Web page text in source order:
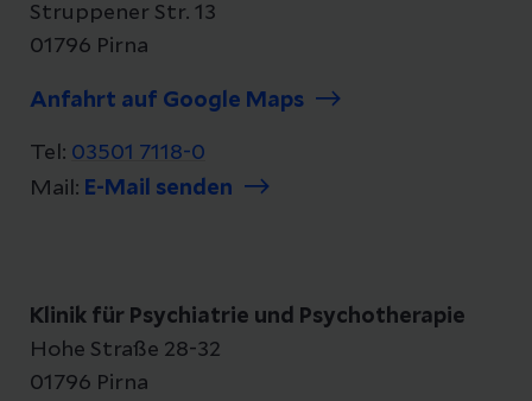
Struppener Str. 13
01796 Pirna
Anfahrt auf Google Maps
Tel: 03501 7118-0
Mail: E-Mail senden
Klinik für Psychiatrie und Psychotherapie
Hohe Straße 28-32
01796 Pirna